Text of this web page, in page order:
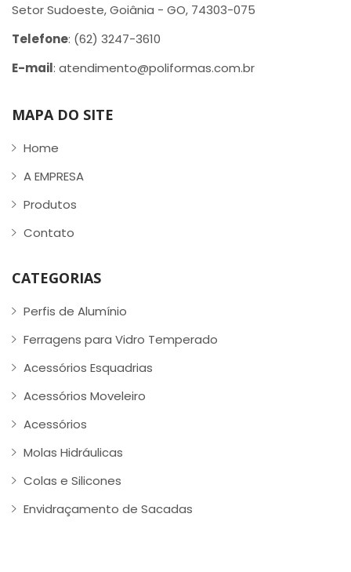
Setor Sudoeste, Goiânia - GO, 74303-075
Telefone: (62) 3247-3610
E-mail: atendimento@poliformas.com.br
MAPA DO SITE
Home
A EMPRESA
Produtos
Contato
CATEGORIAS
Perfis de Alumínio
Ferragens para Vidro Temperado
Acessórios Esquadrias
Acessórios Moveleiro
Acessórios
Molas Hidráulicas
Colas e Silicones
Envidraçamento de Sacadas